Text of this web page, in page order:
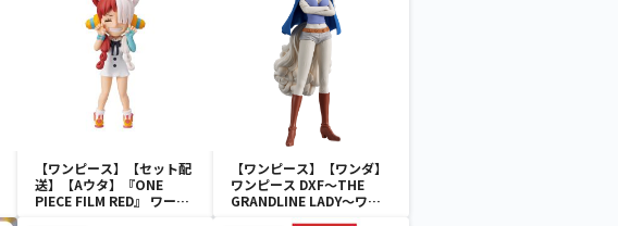
【ワンピース】【セット配
送】【Aウタ】『ONE
PIECE FILM RED』 ワール
【ワンピース】【ワンダ】
ワンピース DXF～THE
GRANDLINE LADY～ワノ